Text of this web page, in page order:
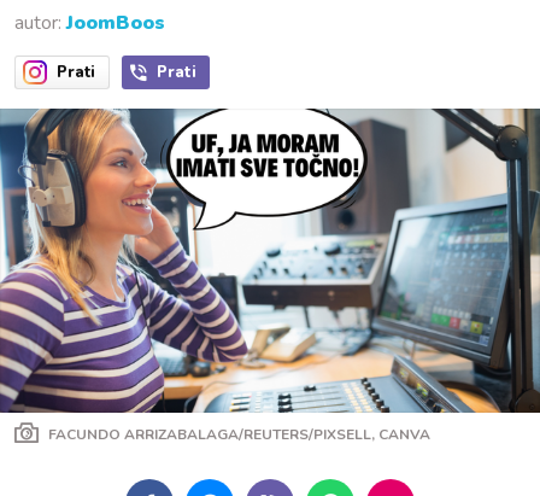
autor:JoomBoos
Prati Prati
FACUNDO ARRIZABALAGA/REUTERS/PIXSELL, CANVA